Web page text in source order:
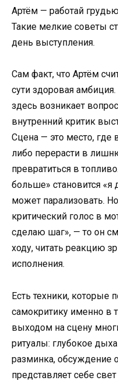
Артём — работай
Такие мелкие советы
день выступления.
Сам факт, что Артём
сути здоровая
здесь возникает
внутренний критик
Сцена — это место, где
либо перерасти в
превратиться в
больше» становится
может парализовать.
критический голос в
сделаю шаг», — то он
ходу, читать реакцию
исполнения.
Есть техники, которые
самокритику именно в
выходом на сцену
ритуалы: глубокое
разминка, обсуждение
представляет себе